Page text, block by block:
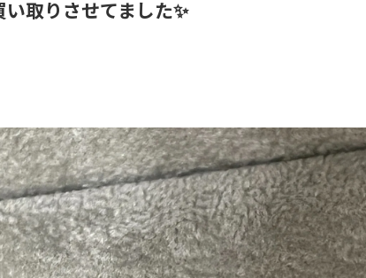
い取りさせてました✨